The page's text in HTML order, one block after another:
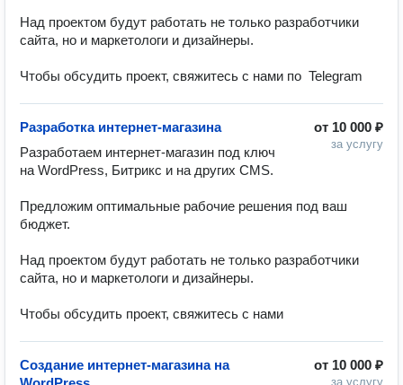
Над проектом будут работать не только разработчики
сайта, но и маркетологи и дизайнеры.
Чтобы обсудить проект, свяжитесь с нами по  Telegram
от 10 000 ₽
за услугу
Разработка интернет-магазина
Разработаем интернет-магазин под ключ
на WordPress, Битрикс и на других CMS.
Предложим оптимальные рабочие решения под ваш
бюджет.
Над проектом будут работать не только разработчики
сайта, но и маркетологи и дизайнеры.
Чтобы обсудить проект, свяжитесь с нами
от 10 000 ₽
за услугу
Создание интернет-магазина на